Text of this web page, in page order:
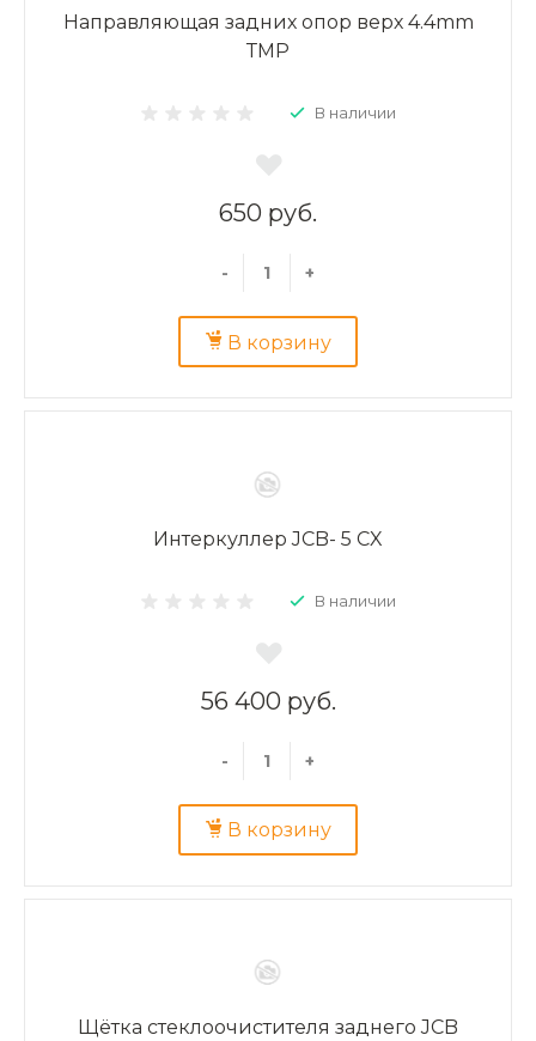
Направляющая задних опор верх 4.4mm
ТМР
В наличии
650 руб.
- +
В корзину
Интеркуллер JCB- 5 CX
В наличии
56 400 руб.
- +
В корзину
Щётка стеклоочистителя заднего JCB